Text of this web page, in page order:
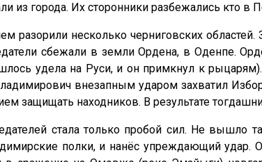
из города. Их сторонники разбежались кто в
разорили несколько черниговских
сбежали в земли Ордена, в Оденпе.
удела на Руси, и он примкнул к
внезапным ударом захватил
защищать находников. В результате
стала только пробой сил. Не вышло
полки, и нанёс упреждающий